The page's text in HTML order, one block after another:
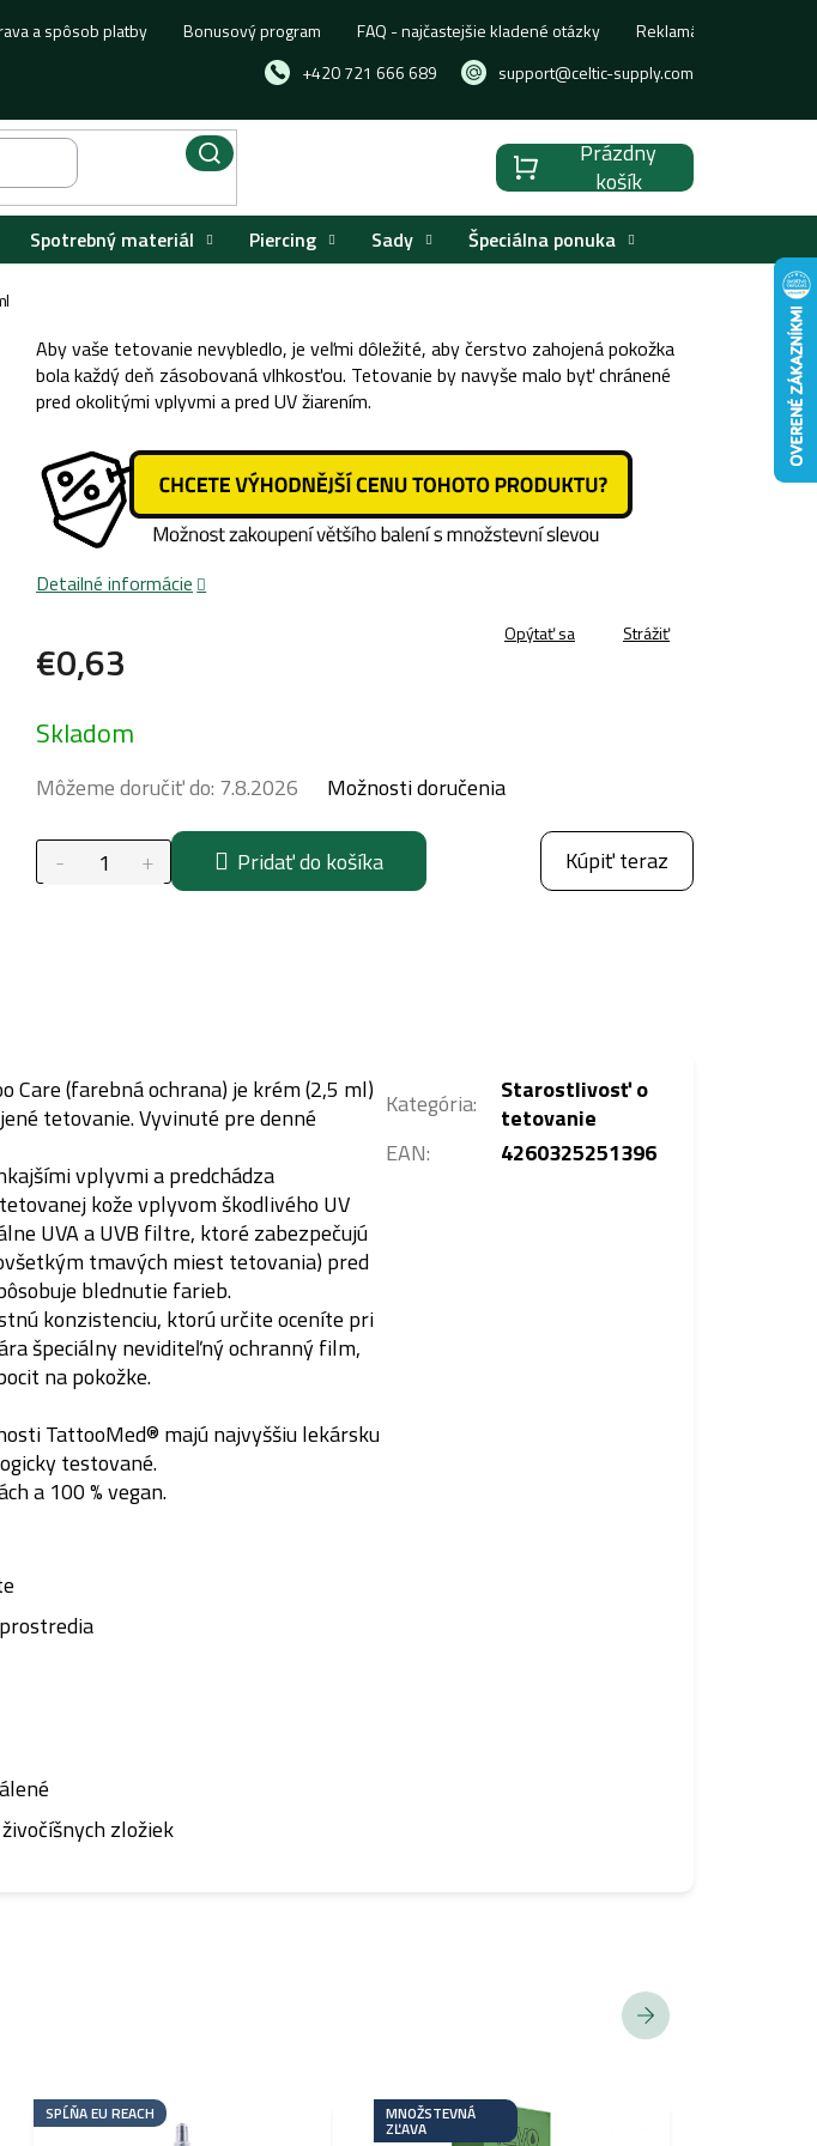
+420 721 666 689 support@celtic-supply.com
a spôsob platby Bonusový program FAQ - najčastejšie kladené otázky Reklamácia, výmena
Nákupný
košík
Prázdny
košík
Spotrebný materiál Piercing Sady Špeciálna ponuka
€0,63
cena:
Skladom
Môžeme doručiť do: 7.8.2026 Možnosti doručenia
Pridať do košíka Kúpiť teraz
Aby vaše tetovanie nevybledlo, je veľmi dôležité, aby čerstvo zahojená pokožka
bola každý deň zásobovaná vlhkosťou. Tetovanie by navyše malo byť chránené
pred okolitými vplyvmi a pred UV žiarením.
Detailné informácie
Opýtať sa Strážiť
Care (farebná ochrana) je krém(2,5 ml)
tetovanie. Vyvinuté pre denné
vplyvmiapredchádza
koževplyvomškodlivého UV
UVA a UVB filtre, ktoré zabezpečujú
tmavých miest tetovania) pred
blednutie farieb.
konzistenciu, ktorú určite oceníte pri
špeciálny neviditeľný ochranný film,
na pokožke.
TattooMed® majú najvyššiulekársku
testované.
a 100 % vegan.
zložiek
Kategória:
Starostlivosť o
tetovanie
EAN: 4260325251396
SPĹŇA EU REACH MNOŽSTEVNÁ
ZĽAVA